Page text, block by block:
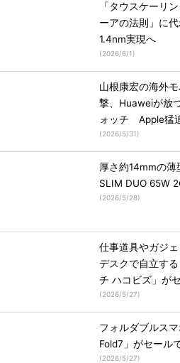
「タウスケーリ
ーアの法則」に
1.4nm実現へ
(2026/6/1)
山根康宏の海外
撃、Huaweiが放
ォッチ Apple猛
(2026/5/31)
厚さ約14mmの
SLIM DUO 65W
(2026/5/28)
仕事道具やガジ
デスクで自立す
チ ハコビズ」が
(2026/5/27)
フォルダブルス
Fold7」がセール
(2026/5/27)